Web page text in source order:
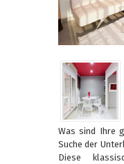
Was sind Ihre
Suche der
Diese